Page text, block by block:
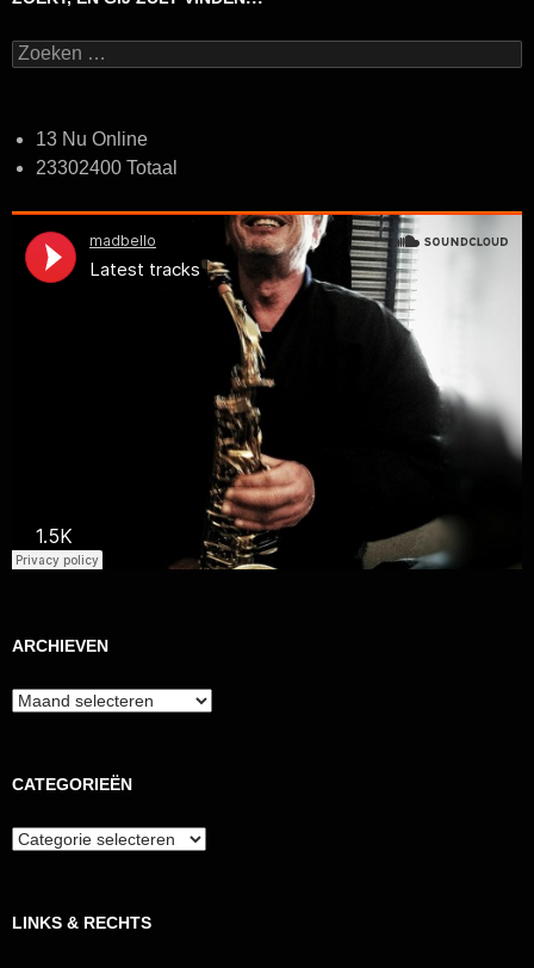
Zoeken
naar:
13 Nu Online
23302400 Totaal
ARCHIEVEN
Archieven
CATEGORIEËN
Categorieën
LINKS & RECHTS